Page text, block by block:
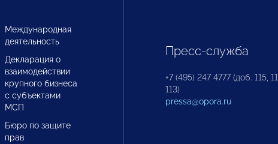
Международная
деятельность
Декларация о
взаимодействии
крупного бизнеса
с субъектами
МСП
Бюро по защите
прав
Пресс-служба
+7 (495) 247 4777 (доб. 115,
113)
pressa@opora.ru